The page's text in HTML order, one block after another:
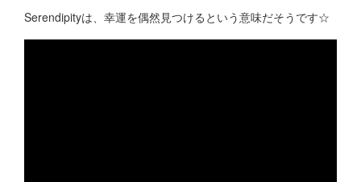
Serendipityは、幸運を偶然見つけるという意味だそうです☆